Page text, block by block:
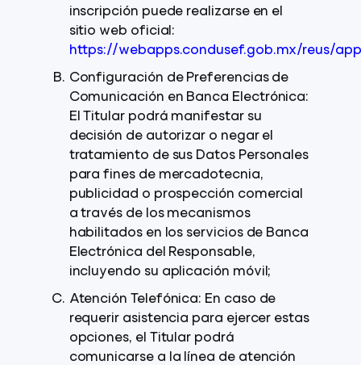
inscripción puede realizarse en el
sitio web oficial:
https://webapps.condusef.gob.mx/reus/
Configuración de Preferencias de
Comunicación en Banca Electrónica:
El Titular podrá manifestar su
decisión de autorizar o negar el
tratamiento de sus Datos Personales
para fines de mercadotecnia,
publicidad o prospección comercial
a través de los mecanismos
habilitados en los servicios de Banca
Electrónica del Responsable,
incluyendo su aplicación móvil;
Atención Telefónica: En caso de
requerir asistencia para ejercer estas
opciones, el Titular podrá
comunicarse a la línea de atención